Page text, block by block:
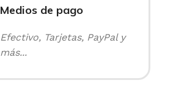
Medios de pago
Efectivo, Tarjetas, PayPal y
más...